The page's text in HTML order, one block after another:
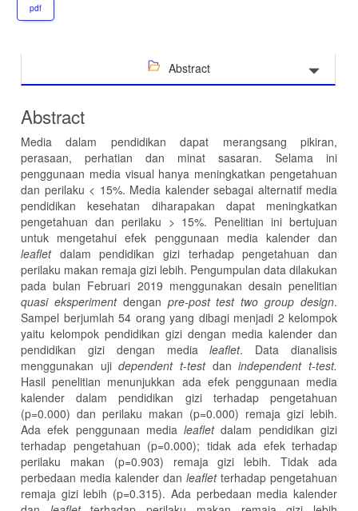
pdf
Abstract
Abstract
Media dalam pendidikan dapat merangsang pikiran,
perasaan, perhatian dan minat sasaran. Selama ini
penggunaan media visual hanya meningkatkan pengetahuan
dan perilaku < 15%. Media kalender sebagai alternatif media
pendidikan kesehatan diharapakan dapat meningkatkan
pengetahuan dan perilaku > 15%. Penelitian ini bertujuan
untuk mengetahui efek penggunaan media kalender dan
leaflet dalam pendidikan gizi terhadap pengetahuan dan
perilaku makan remaja gizi lebih. Pengumpulan data dilakukan
pada bulan Februari 2019 menggunakan desain penelitian
quasi eksperiment dengan pre-post test two group design.
Sampel berjumlah 54 orang yang dibagi menjadi 2 kelompok
yaitu kelompok pendidikan gizi dengan media kalender dan
pendidikan gizi dengan medialeaflet. Data dianalisis
menggunakan ujidependent t-test danindependent t-test.
Hasil penelitian menunjukkan ada efek penggunaan media
kalender dalam pendidikan gizi terhadap pengetahuan
(p=0.000) dan perilaku makan (p=0.000) remaja gizi lebih.
Ada efek penggunaan medialeafletdalam pendidikan gizi
terhadap pengetahuan (p=0.000); tidak ada efek terhadap
perilaku makan (p=0.903) remaja gizi lebih. Tidak ada
perbedaan media kalender dan leaflet terhadap pengetahuan
remaja gizi lebih (p=0.315). Ada perbedaan media kalender